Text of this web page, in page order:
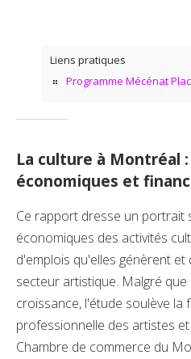
Liens pratiques
Programme Mécénat
La culture à Montréal
économiques et
Ce rapport dresse un portrait
économiques des activités
d'emplois qu'elles génèrent
secteur artistique. Malgré
croissance, l'étude soulève la
professionnelle des artistes
Chambre de commerce du